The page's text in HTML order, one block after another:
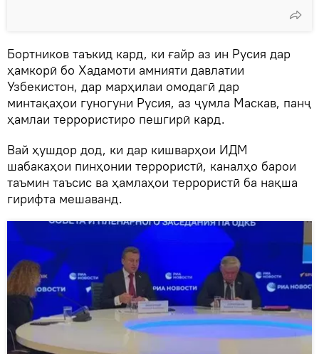
Бортников таъкид кард, ки ғайр аз ин Русия дар
ҳамкорӣ бо Хадамоти амнияти давлатии
Узбекистон, дар марҳилаи омодагӣ дар
минтақаҳои гуногуни Русия, аз ҷумла Маскав, панҷ
ҳамлаи террористиро пешгирӣ кард.
Вай ҳушдор дод, ки дар кишварҳои ИДМ
шабакаҳои пинҳонии террористӣ, каналҳо барои
таъмин таъсис ва ҳамлаҳои террористӣ ба нақша
гирифта мешаванд.